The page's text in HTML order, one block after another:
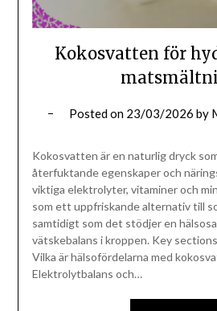
Kokosvatten för
Posted on 23/03/2026 by
Kokosvatten är en naturlig dryck
återfuktande egenskaper och
viktiga elektrolyter, vitaminer och
som ett uppfriskande alternativ till
samtidigt som det stödjer en
vätskebalans i kroppen. Key
Vilka är hälsofördelarna med
Elektrolytbalans och…